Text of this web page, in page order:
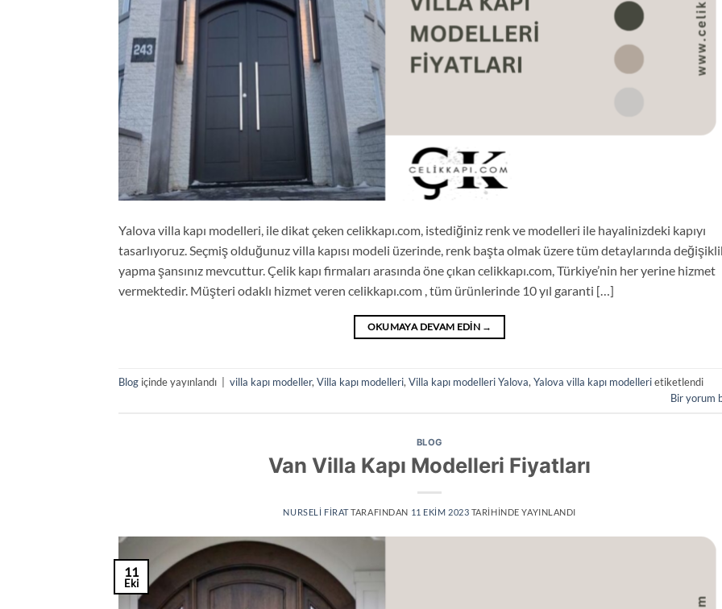
Yalova villa kapı modelleri, ile dikat çeken celikkapı.com, istediğiniz renk ve modelleri ile hayalinizdeki kapıyı
tasarlıyoruz. Seçmiş olduğunuz villa kapısı modeli üzerinde, renk başta olmak üzere tüm detaylarında
yapma şansınız mevcuttur. Çelik kapı firmaları arasında öne çıkan celikkapı.com, Türkiye’nin her yerine hizmet
vermektedir. Müşteri odaklı hizmet veren celikkapı.com , tüm ürünlerinde 10 yıl garanti […]
OKUMAYA DEVAM EDIN →
Blog içinde yayınlandı villa kapı modeller,Villa kapı modelleri,Villa kapı modelleri Yalova,Yalova villa kapı modellerietiketlendi
Bir yorum
BLOG
Van Villa Kapı Modelleri Fiyatları
NURSELI FIRATTARAFINDAN 11 EKIM 2023 TARIHINDE YAYINLANDI
11
Eki